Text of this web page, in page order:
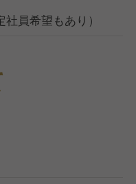
員希望もあり）